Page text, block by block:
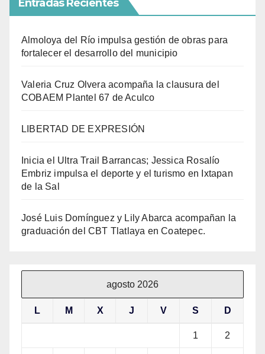
Entradas Recientes
Almoloya del Río impulsa gestión de obras para
fortalecer el desarrollo del municipio
Valeria Cruz Olvera acompaña la clausura del
COBAEM Plantel 67 de Aculco
LIBERTAD DE EXPRESIÓN
Inicia el Ultra Trail Barrancas; Jessica Rosalío
Embriz impulsa el deporte y el turismo en Ixtapan
de la Sal
José Luis Domínguez y Lily Abarca acompañan la
graduación del CBT Tlatlaya en Coatepec.
agosto 2026
L M X J V S D
1 2